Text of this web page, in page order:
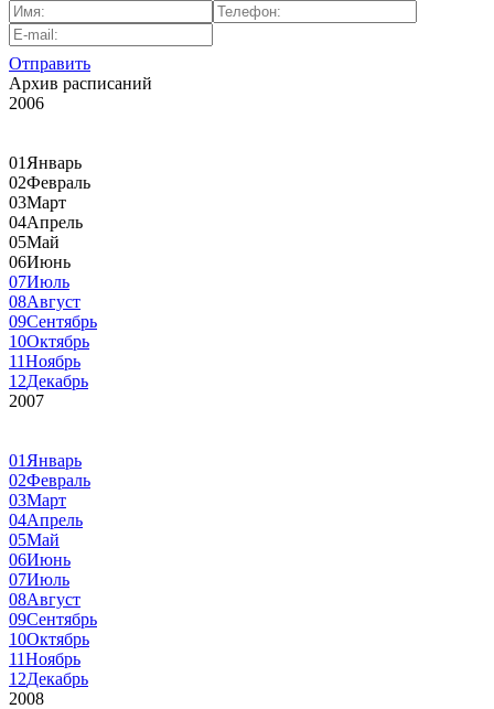
Отправить
Архив расписаний
2006
01 Январь
02Февраль
03Март
04Апрель
05Май
06Июнь
07Июль
08Август
09Сентябрь
10Октябрь
11Ноябрь
12Декабрь
2007
01 Январь
02Февраль
03Март
04Апрель
05Май
06Июнь
07Июль
08Август
09Сентябрь
10Октябрь
11Ноябрь
12Декабрь
2008